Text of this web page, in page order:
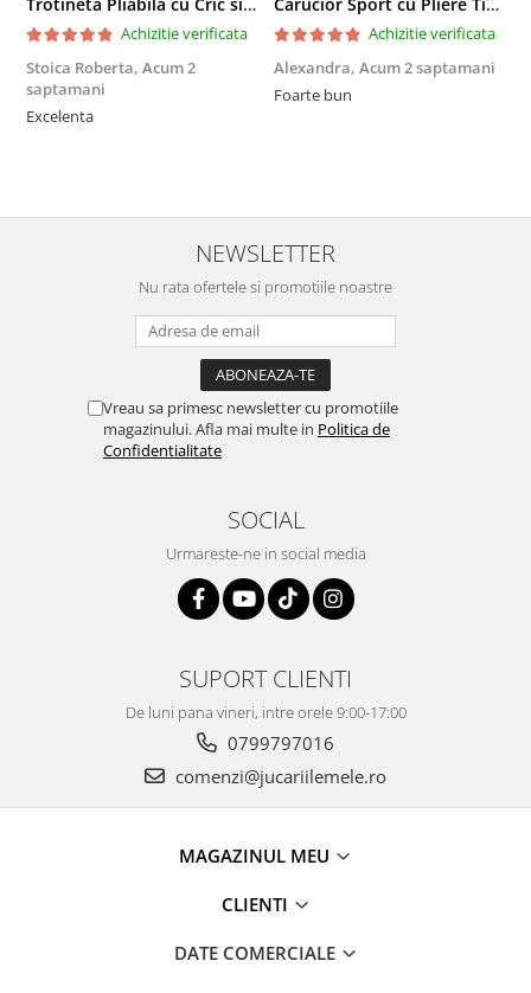
Achizitie verificata
Stoica Roberta, Acum 2
saptamani
Excelenta
Achizitie verificata
Alexandra, Acum 2 saptamani
Foarte bun
NEWSLETTER
Nu rata ofertele si promotiile noastre
Vreau sa primesc newsletter cu promotiile
magazinului. Afla mai multe in Politica de
Confidentialitate
SOCIAL
Urmareste-ne in social media
SUPORT CLIENTI
De luni pana vineri, intre orele 9:00-17:00
0799797016
comenzi@jucariilemele.ro
MAGAZINUL MEU
CLIENTI
DATE COMERCIALE